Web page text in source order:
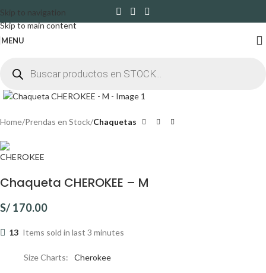
Skip to navigation
Skip to main content
MENU
Click to enlarge
Home Prendas en Stock Chaquetas
Chaqueta CHEROKEE – M
S/ 170.00
13 Items sold in last 3 minutes
Size Charts Cherokee